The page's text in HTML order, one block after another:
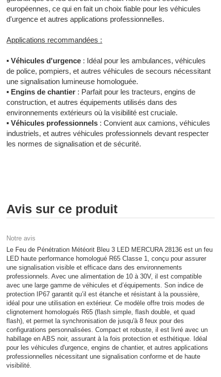
européennes, ce qui en fait un choix fiable pour les véhicules
d'urgence et autres applications professionnelles.
Applications recommandées :
▪ Véhicules d'urgence : Idéal pour les ambulances, véhicules
de police, pompiers, et autres véhicules de secours nécessitant
une signalisation lumineuse homologuée.
▪ Engins de chantier : Parfait pour les tracteurs, engins de
construction, et autres équipements utilisés dans des
environnements extérieurs où la visibilité est cruciale.
▪ Véhicules professionnels : Convient aux camions, véhicules
industriels, et autres véhicules professionnels devant respecter
les normes de signalisation et de sécurité.
Avis sur ce produit
Notre avis
Le Feu de Pénétration Météorit Bleu 3 LED MERCURA 28136 est un feu
LED haute performance homologué R65 Classe 1, conçu pour assurer
une signalisation visible et efficace dans des environnements
professionnels. Avec une alimentation de 10 à 30V, il est compatible
avec une large gamme de véhicules et d’équipements. Son indice de
protection IP67 garantit qu’il est étanche et résistant à la poussière,
idéal pour une utilisation en extérieur. Ce modèle offre trois modes de
clignotement homologués R65 (flash simple, flash double, et quad
flash), et permet la synchronisation de jusqu'à 8 feux pour des
configurations personnalisées. Compact et robuste, il est livré avec un
habillage en ABS noir, assurant à la fois protection et esthétique. Idéal
pour les véhicules d'urgence, engins de chantier, et autres applications
professionnelles nécessitant une signalisation conforme et de haute
visibilité.